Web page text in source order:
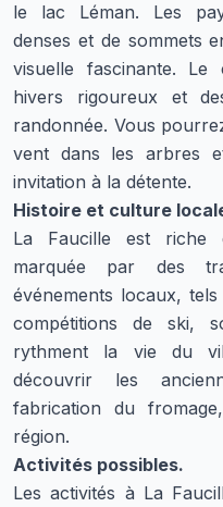
le lac Léman. Les
denses et de sommets
visuelle fascinante. Le
hivers rigoureux et
randonnée. Vous
vent dans les arbres
invitation à la détente.
Histoire et culture
La Faucille est riche
marquée par des
événements locaux,
compétitions de ski,
rythment la vie du
découvrir les
fabrication du
région.
Activités possibles.
Les activités à La